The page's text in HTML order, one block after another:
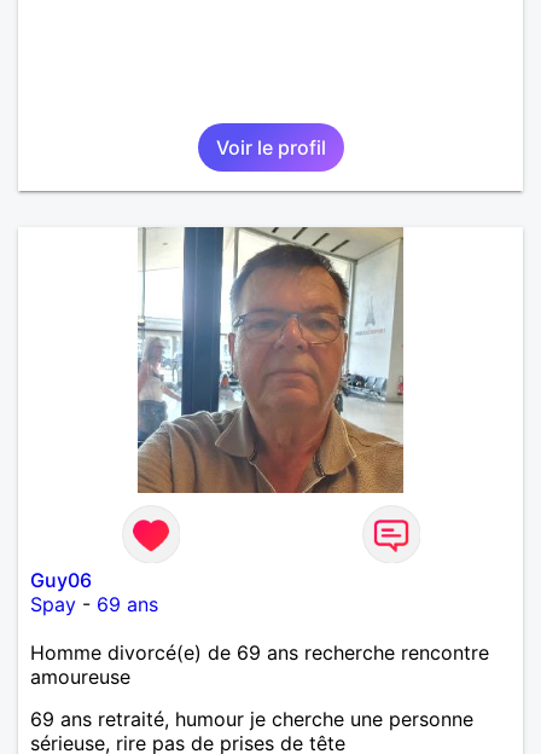
Voir le profil
Guy06
Spay - 69 ans
Homme divorcé(e) de 69 ans recherche rencontre
amoureuse
69 ans retraité, humour je cherche une personne
sérieuse, rire pas de prises de tête